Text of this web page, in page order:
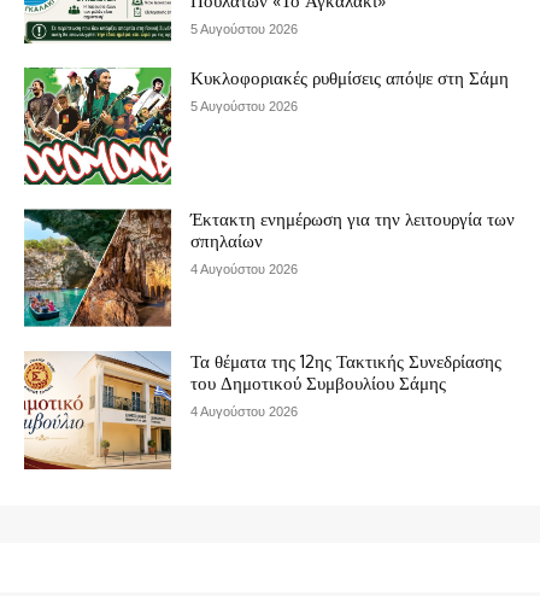
5 Αυγούστου 2026
Κυκλοφοριακές ρυθμίσεις απόψε στη Σάμη
5 Αυγούστου 2026
Έκτακτη ενημέρωση για την λειτουργία των
σπηλαίων
4 Αυγούστου 2026
Τα θέματα της 12ης Τακτικής Συνεδρίασης
του Δημοτικού Συμβουλίου Σάμης
4 Αυγούστου 2026